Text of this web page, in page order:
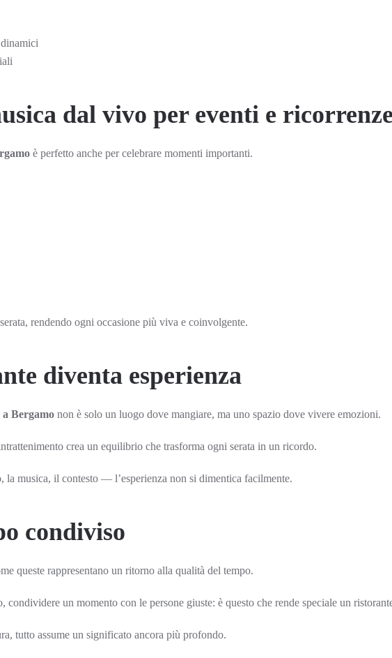
dal vivo per eventi e
è perfetto anche per celebrare momenti importanti.
rendendo ogni occasione più viva e coinvolgente.
diventa esperienza
Bergamo non è solo un luogo dove mangiare, ma uno spazio dove vivere emozioni.
crea un equilibrio che trasforma ogni serata in un ricordo.
musica, il contesto — l’esperienza non si dimentica facilmente.
condiviso
queste rappresentano un ritorno alla qualità del tempo.
condividere un momento con le persone giuste: è questo che rende speciale un
tutto assume un significato ancora più profondo.